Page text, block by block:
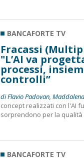
BANCAFORTE TV
Fracassi
"L’AI va
processi,
controlli”
di Flavio Padovan,
concept realizzati con l'AI
sorprendono per la qualità
BANCAFORTE TV